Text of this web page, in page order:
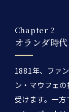
Chapter 2
オランダ時代
1881年、ファ
ン・マウフェ
受けます。一